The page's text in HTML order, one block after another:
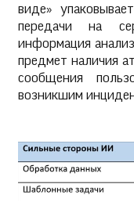
виде»
передачи на
информация
предмет наличия
сообщения
возникшим